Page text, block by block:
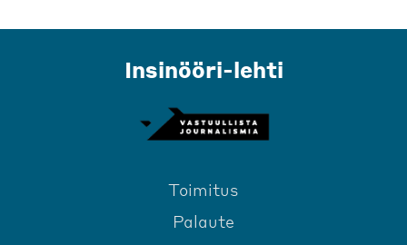
Insinööri-lehti
Toimitus
Palaute